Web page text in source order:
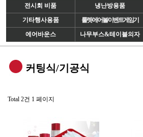
전시회 비품
냉난방용품
기타행사용품
룰렛/에어볼/이벤트게임기
에어바운스
나무부스&테이블의자
커팅식/기공식
Total 2건 1 페이지